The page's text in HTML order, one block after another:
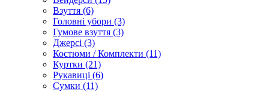
Взуття (6)
Головні убори (3)
Гумове взуття (3)
Джерсі (3)
Костюми / Комплекти (11)
Куртки (21)
Рукавиці (6)
Сумки (11)